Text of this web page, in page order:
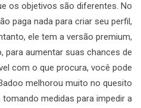
os objetivos são diferentes. No
paga nada para criar seu perfil,
ele tem a versão premium,
para aumentar suas chances de
com o que procura, você pode
melhorou muito no quesito
medidas para impedir a